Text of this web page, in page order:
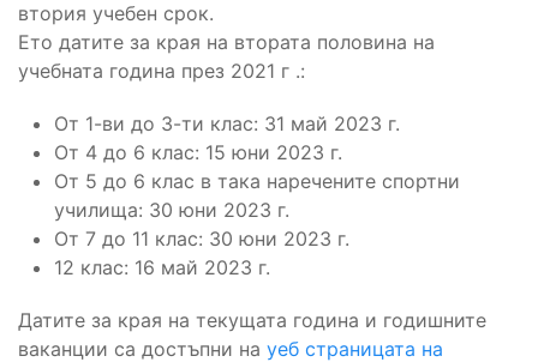
втория учебен срок.
Ето датите за края на втората половина на
учебната година през 2021 г .:
От 1-ви до 3-ти клас: 31 май 2023 г.
От 4 до 6 клас: 15 юни 2023 г.
От 5 до 6 клас в така наречените спортни
училища: 30 юни 2023 г.
От 7 до 11 клас: 30 юни 2023 г.
12 клас: 16 май 2023 г.
Датите за края на текущата година и годишните
ваканции са достъпни на уеб страницата на